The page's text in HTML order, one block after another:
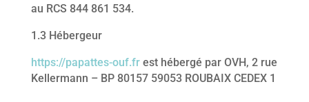
au RCS 844 861 534.
1.3 Hébergeur
https://papattes-ouf.frest hébergé par OVH, 2 rue
Kellermann – BP 80157 59053 ROUBAIX CEDEX 1